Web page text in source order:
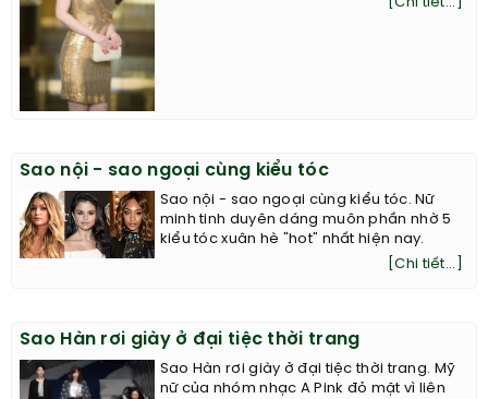
Sao nội - sao ngoại cùng kiểu tóc
Sao nội - sao ngoại cùng kiểu tóc. Nữ
minh tinh duyên dáng muôn phần nhờ 5
kiểu tóc xuân hè "hot" nhất hiện nay.
[Chi tiết...]
Sao Hàn rơi giày ở đại tiệc thời trang
Sao Hàn rơi giày ở đại tiệc thời trang. Mỹ
nữ của nhóm nhạc A Pink đỏ mặt vì liên